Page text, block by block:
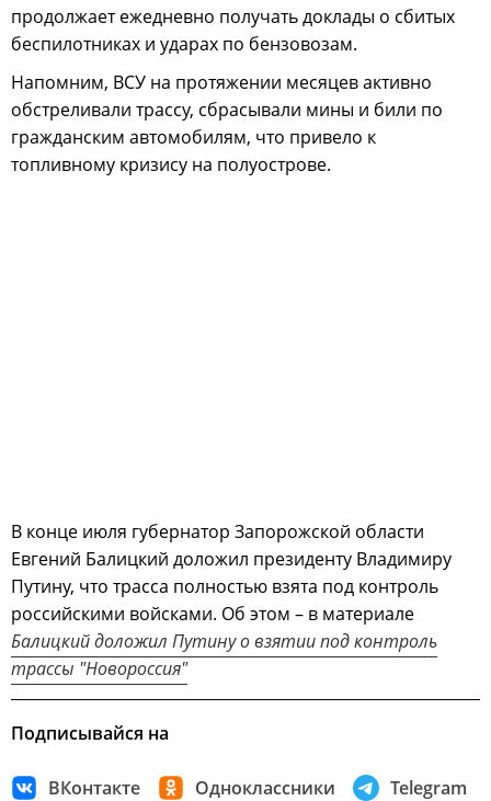
продолжает ежедневно получать доклады о сбитых
беспилотниках и ударах по бензовозам.
Напомним, ВСУ на протяжении месяцев активно
обстреливали трассу, сбрасывали мины и били по
гражданским автомобилям, что привело к
топливному кризису на полуострове.
В конце июля губернатор Запорожской области
Евгений Балицкий доложил президенту Владимиру
Путину, что трасса полностью взята под контроль
российскими войсками. Об этом – в материале
Балицкий доложил Путину о взятии под контроль
трассы "Новороссия"
Подписывайся на
ВКонтакте Одноклассники Telegram